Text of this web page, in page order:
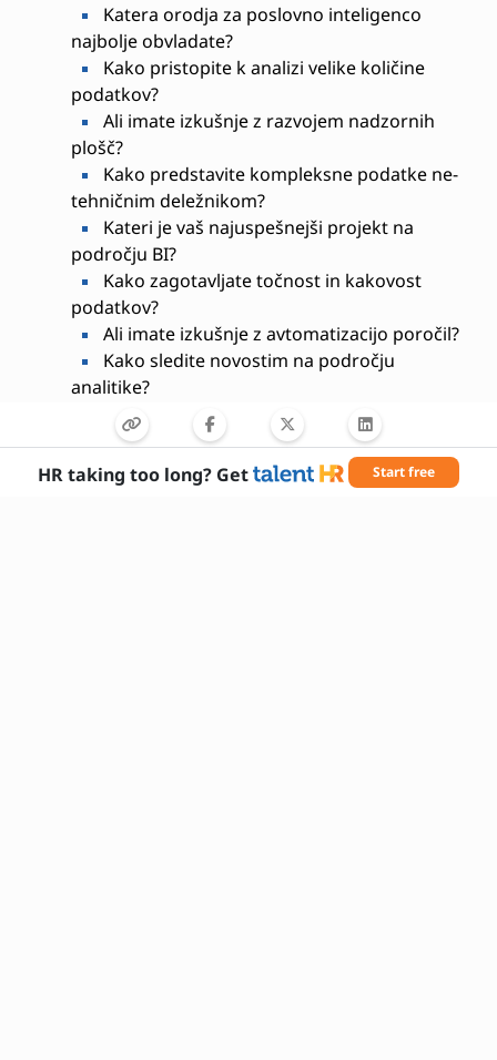
Katera orodja za poslovno inteligenco
najbolje obvladate?
Kako pristopite k analizi velike količine
podatkov?
Ali imate izkušnje z razvojem nadzornih
plošč?
Kako predstavite kompleksne podatke ne-
tehničnim deležnikom?
Kateri je vaš najuspešnejši projekt na
področju BI?
Kako zagotavljate točnost in kakovost
podatkov?
Ali imate izkušnje z avtomatizacijo poročil?
Kako sledite novostim na področju
analitike?
Kakšna je vaša izkušnja z delom v
multidisciplinarnih timih?
Kako merite učinkovitost BI rešitev?
HR taking too long? Get Start free